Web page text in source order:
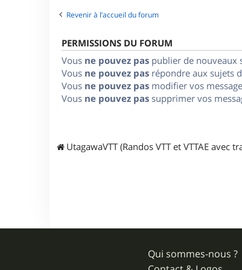
Revenir à l’accueil du forum
PERMISSIONS DU FORUM
Vous ne pouvez pas publier de nouveaux
Vous ne pouvez pas répondre aux sujets
Vous ne pouvez pas modifier vos
Vous ne pouvez pas supprimer vos
UtagawaVTT (Randos VTT et VTTAE avec
Qui sommes-nous ?